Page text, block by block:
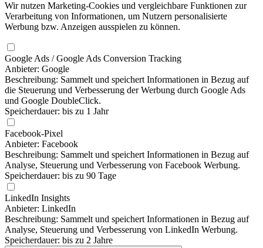
Wir nutzen Marketing-Cookies und vergleichbare Funktionen zur
Verarbeitung von Informationen, um Nutzern personalisierte
Werbung bzw. Anzeigen ausspielen zu können.
Google Ads / Google Ads Conversion Tracking
Anbieter: Google
Beschreibung: Sammelt und speichert Informationen in Bezug auf
die Steuerung und Verbesserung der Werbung durch Google Ads
und Google DoubleClick.
Speicherdauer: bis zu 1 Jahr
Facebook-Pixel
Anbieter: Facebook
Beschreibung: Sammelt und speichert Informationen in Bezug auf
Analyse, Steuerung und Verbesserung von Facebook Werbung.
Speicherdauer: bis zu 90 Tage
LinkedIn Insights
Anbieter: LinkedIn
Beschreibung: Sammelt und speichert Informationen in Bezug auf
Analyse, Steuerung und Verbesserung von LinkedIn Werbung.
Speicherdauer: bis zu 2 Jahre